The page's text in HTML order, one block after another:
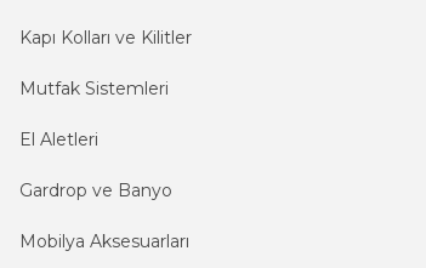
Kapı Kolları ve Kilitler
Mutfak Sistemleri
El Aletleri
Gardrop ve Banyo
Mobilya Aksesuarları